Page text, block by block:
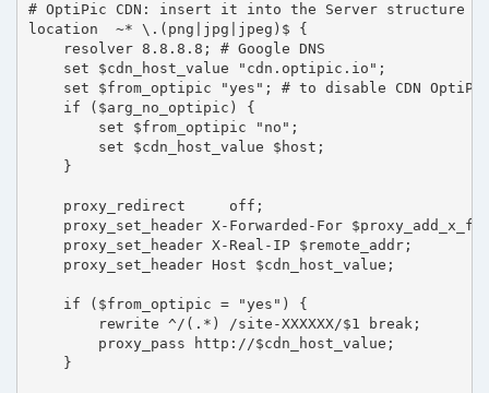
# OptiPic CDN: insert it into the Server structure
location  ~* \.(png|jpg|jpeg)$ {
    resolver 8.8.8.8; # Google DNS
    set $cdn_host_value "cdn.optipic.io";
set $from_optipic "yes"; # to disable CDN
    if ($arg_no_optipic) {
        set $from_optipic "no";
        set $cdn_host_value $host;
    }
    proxy_redirect     off;
proxy_set_header X-Forwarded-For
    proxy_set_header X-Real-IP $remote_addr;
    proxy_set_header Host $cdn_host_value;
    if ($from_optipic = "yes") {
        rewrite ^/(.*) /site-XXXXXX/$1 break;
        proxy_pass http://$cdn_host_value;
    }